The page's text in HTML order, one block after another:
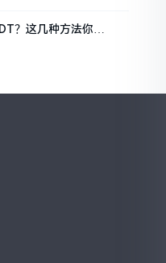
？这几种方法你得